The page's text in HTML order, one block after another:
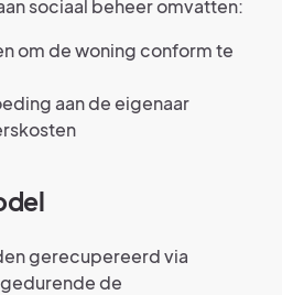
sociaal beheer omvatten:
om de woning conform te
aan de eigenaar
gerecupereerd via
de